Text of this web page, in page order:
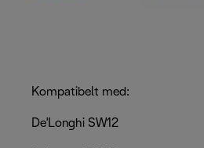
Kompatibelt med:
De'Longhi SW12